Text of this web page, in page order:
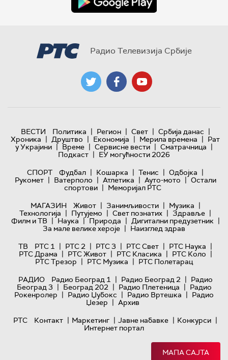
Радио Телевизија Србије
ВЕСТИ Политика | Регион | Свет | Србија данас |
Хроника | Друштво | Економија | Мерила времена | Рат
у Украјини | Време | Сервисне вести | Сматрачница |
Подкаст | ЕУ могућности 2026
СПОРТ
Фудбал | Кошарка | Тенис | Одбојка |
Рукомет | Ватерполо | Атлетика | Ауто-мото | Остали
спортови | Меморијал РТС
МАГАЗИН
Живот | Занимљивости | Музика |
Технологијa | Путујемо | Свет познатих | Здравље |
Филм и ТВ | Наука | Природа | Дигитални предузетник |
За мале велике хероје | Наизглед здрав
ТВ
РТС 1 | РТС 2 | РТС 3 | РТС Свет | РТС Наука |
РТС Драма | РТС Живот | РТС Класика | РТС Коло |
РТС Трезор | РТС Музика | РТС Полетарац
РАДИО
Радио Београд 1 | Радио Београд 2 | Радио
Београд 3 | Београд 202 | Радио Плетеница | Радио
Рокенролер | Радио Џубокс | Радио Вртешка | Радио
Џезер | Архив
РТС
Контакт | Маркетинг | Јавне набавке | Конкурси |
Интернет портал
МАПА САЈТА